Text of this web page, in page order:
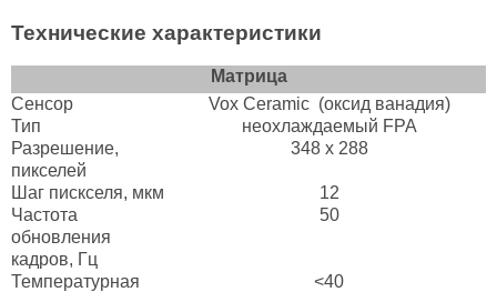
Технические характеристики
Матрица
Сенсор
Vox Ceramic (оксид ванадия)
Тип
неохлаждаемый FPA
Разрешение,
пикселей
348 x 288
Шаг пискселя, мкм
12
Частота
обновления
кадров, Гц
50
Температурная
<40